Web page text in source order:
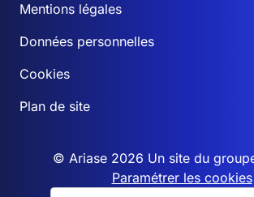
Mentions légales
Données personnelles
Cookies
Plan de site
© Ariase 2026 Un site du
Paramétrer les cookies